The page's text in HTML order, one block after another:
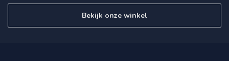
Bekijk onze winkel